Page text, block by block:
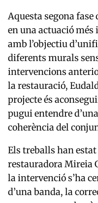
Aquesta segona
en una actuació
amb l’objectiu
diferents murals
intervencions
la restauració,
projecte és
pugui entendre
coherència del
Els treballs han
restauradoraMireia
la intervenció s’ha
d’una banda, la